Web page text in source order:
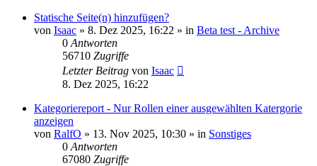
Statische Seite(n) hinzufügen?
von Isaac » 8. Dez 2025, 16:22 » in Beta test - Archive
0 Antworten
56710 Zugriffe
Letzter Beitrag von Isaac
8. Dez 2025, 16:22
Kategoriereport - Nur Rollen einer ausgewählten Katergorie
anzeigen
von RalfO » 13. Nov 2025, 10:30 » in Sonstiges
0 Antworten
67080 Zugriffe